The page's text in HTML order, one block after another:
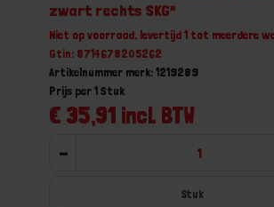
zwart rechts SKG*
Niet op voorraad, levertijd 1 tot meerdere
Gtin: 8714678205262
Artikelnummer merk: 1219289
€ 35,91 incl. BTW
Prijs per 1 Stuk
-